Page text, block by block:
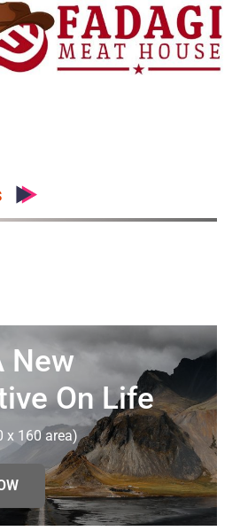
New
On Life
x 160 area)